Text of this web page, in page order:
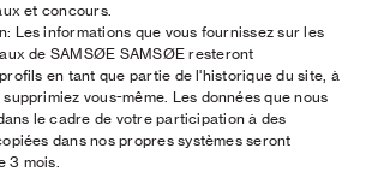
et concours.
Les informations que vous fournissez sur les
de SAMSØE SAMSØE resteront
en tant que partie de l'historique du site, à
vous-même. Les données que nous
le cadre de votre participation à des
dans nos propres systèmes seront
3 mois.